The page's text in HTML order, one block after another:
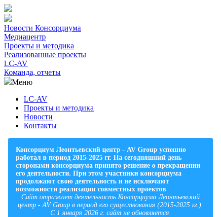
Новости Консорциума
Медиацентр
Проекты и методика
Реализованные проекты
LC-AV
Команда, отчеты
Меню
LC-AV
Проекты и методика
Новости
Контакты
Консорциум Леонтьевский центр - AV Group успешно
работал в период 2015-2025 гг. На сегодняшний день
сторонами консорциума принято решение о прекращении
его деятельности. При этом участники консорциума
продолжают свою деятельность и не исключают
возможности реализации совместных проектов
Сайт отражает деятельность Консорциума Леонтьевский
центр - AV Group в период его существования (2015-2025 гг.).
С 1 января 2026 г. сайт не обновляется.